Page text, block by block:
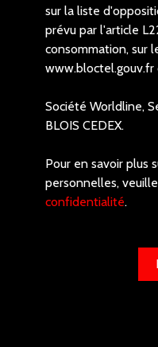
sur la liste
prévu par l'article
consommation, sur
www.bloctel.gouv.fr
Société Worldline,
BLOIS CEDEX.
Pour en savoir plus
personnelles,
confidentialité.